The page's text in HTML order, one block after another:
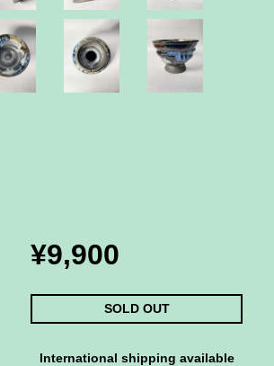
¥9,900
SOLD OUT
International shipping available